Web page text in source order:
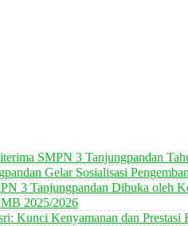
SMPN 3 Tanjungpandan
Gelar Sosialisasi
3 Tanjungpandan Dibuka oleh
2025/2026
Kunci Kenyamanan dan Prestasi